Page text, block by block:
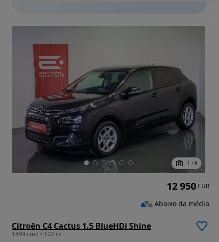
1 / 6
Citroën C4 Cactus 1.5 BlueHDi Shine
1499 cm3 • 102 cv
12 950 EUR
Abaixo da média